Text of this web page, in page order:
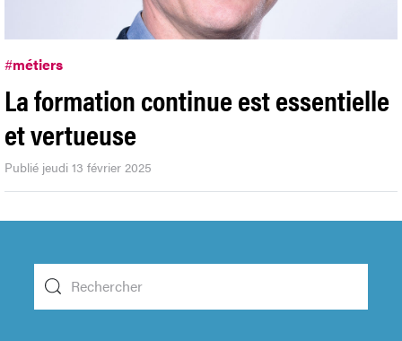
#métiers
La formation continue est essentielle
et vertueuse
Publié jeudi 13 février 2025